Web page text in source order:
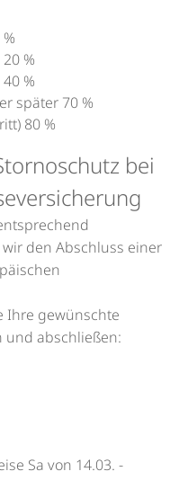
%
%
später 70 %
80 %
bei
den Abschluss einer
Ihre gewünschte
und abschließen:
Sa von 14.03. -